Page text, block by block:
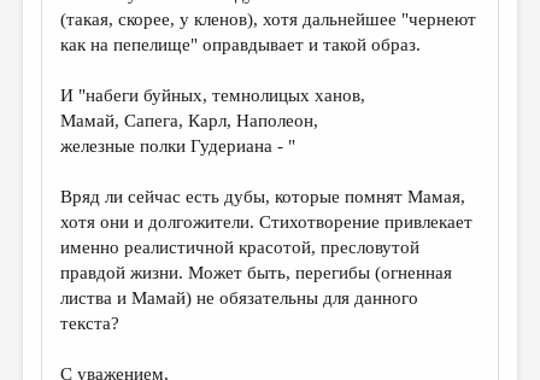
(такая, скорее, у кленов), хотя дальнейшее "чернеют
как на пепелище" оправдывает и такой образ.
И "набеги буйных, темнолицых ханов,
Мамай, Сапега, Карл, Наполеон,
железные полки Гудериана - "
Вряд ли сейчас есть дубы, которые помнят Мамая,
хотя они и долгожители. Стихотворение привлекает
именно реалистичной красотой, пресловутой
правдой жизни. Может быть, перегибы (огненная
листва и Мамай) не обязательны для данного
текста?
С уважением,